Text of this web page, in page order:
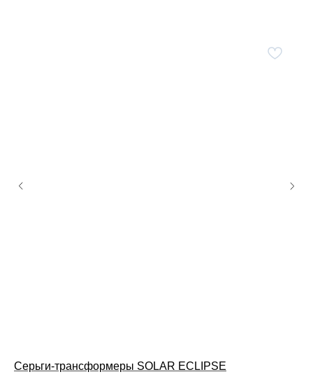
Серьги-трансформеры SOLAR ECLIPSE